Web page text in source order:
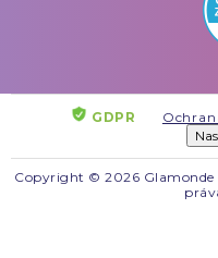
GDPR
Copyright © 2026 Glamonde